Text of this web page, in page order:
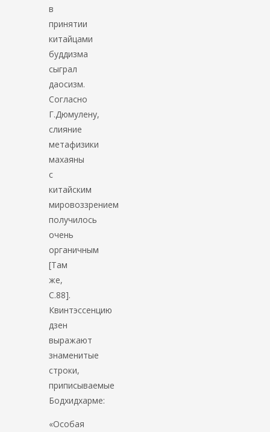
в
принятии
китайцами
буддизма
сыграл
даосизм.
Согласно
Г.Дюмулену,
слияние
метафизики
махаяны
с
китайским
мировоззрением
получилось
очень
органичным
[Там
же,
С.88].
Квинтэссенцию
дзен
выражают
знаменитые
строки,
приписываемые
Бодхидхарме:
«Особая